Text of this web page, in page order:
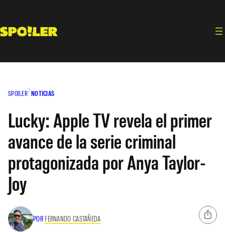
contenido
SPOILER NOTICIAS
Lucky: Apple TV revela el primer
avance de la serie criminal
protagonizada por Anya Taylor-
Joy
POR FERNANDO CASTAÑEDA